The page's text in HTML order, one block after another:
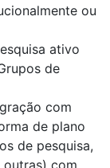
ou
ativo
de
com
de plano
de pesquisa,
com